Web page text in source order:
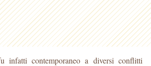
infatti contemporaneo a diversi conflitti